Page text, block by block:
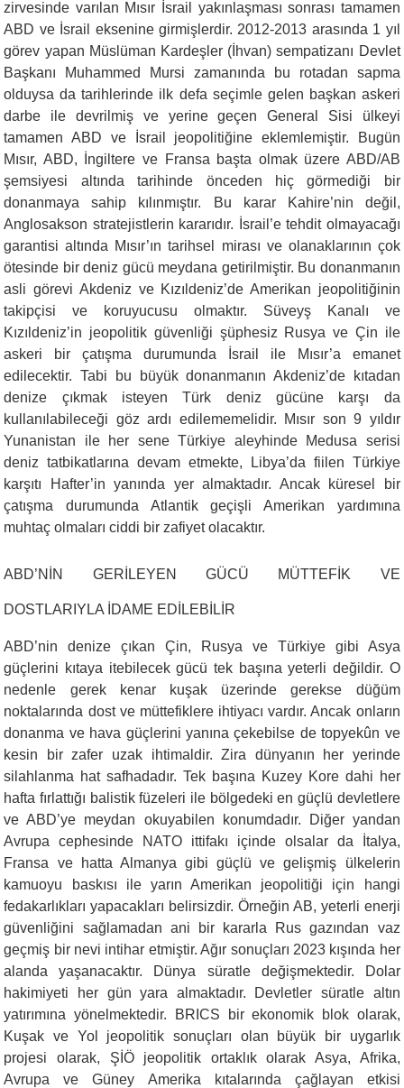
zirvesinde varılan Mısır İsrail yakınlaşması sonrası tamamen
ABD ve İsrail eksenine girmişlerdir. 2012-2013 arasında 1 yıl
görev yapan Müslüman Kardeşler (İhvan) sempatizanı Devlet
Başkanı Muhammed Mursi zamanında bu rotadan sapma
olduysa da tarihlerinde ilk defa seçimle gelen başkan askeri
darbe ile devrilmiş ve yerine geçen General Sisi ülkeyi
tamamen ABD ve İsrail jeopolitiğine eklemlemiştir. Bugün
Mısır, ABD, İngiltere ve Fransa başta olmak üzere ABD/AB
şemsiyesi altında tarihinde önceden hiç görmediği bir
donanmaya sahip kılınmıştır. Bu karar Kahire’nin değil,
Anglosakson stratejistlerin kararıdır. İsrail’e tehdit olmayacağı
garantisi altında Mısır’ın tarihsel mirası ve olanaklarının çok
ötesinde bir deniz gücü meydana getirilmiştir. Bu donanmanın
asli görevi Akdeniz ve Kızıldeniz’de Amerikan jeopolitiğinin
takipçisi ve koruyucusu olmaktır. Süveyş Kanalı ve
Kızıldeniz’in jeopolitik güvenliği şüphesiz Rusya ve Çin ile
askeri bir çatışma durumunda İsrail ile Mısır’a emanet
edilecektir. Tabi bu büyük donanmanın Akdeniz’de kıtadan
denize çıkmak isteyen Türk deniz gücüne karşı da
kullanılabileceği göz ardı edilememelidir. Mısır son 9 yıldır
Yunanistan ile her sene Türkiye aleyhinde Medusa serisi
deniz tatbikatlarına devam etmekte, Libya’da fiilen Türkiye
karşıtı Hafter’in yanında yer almaktadır. Ancak küresel bir
çatışma durumunda Atlantik geçişli Amerikan yardımına
muhtaç olmaları ciddi bir zafiyet olacaktır.
ABD’NİN GERİLEYEN GÜCÜ MÜTTEFİK VE
DOSTLARIYLA İDAME EDİLEBİLİR
ABD’nin denize çıkan Çin, Rusya ve Türkiye gibi Asya
güçlerini kıtaya itebilecek gücü tek başına yeterli değildir. O
nedenle gerek kenar kuşak üzerinde gerekse düğüm
noktalarında dost ve müttefiklere ihtiyacı vardır. Ancak onların
donanma ve hava güçlerini yanına çekebilse de topyekûn ve
kesin bir zafer uzak ihtimaldir. Zira dünyanın her yerinde
silahlanma hat safhadadır. Tek başına Kuzey Kore dahi her
hafta fırlattığı balistik füzeleri ile bölgedeki en güçlü devletlere
ve ABD’ye meydan okuyabilen konumdadır. Diğer yandan
Avrupa cephesinde NATO ittifakı içinde olsalar da İtalya,
Fransa ve hatta Almanya gibi güçlü ve gelişmiş ülkelerin
kamuoyu baskısı ile yarın Amerikan jeopolitiği için hangi
fedakarlıkları yapacakları belirsizdir. Örneğin AB, yeterli enerji
güvenliğini sağlamadan ani bir kararla Rus gazından vaz
geçmiş bir nevi intihar etmiştir. Ağır sonuçları 2023 kışında her
alanda yaşanacaktır. Dünya süratle değişmektedir. Dolar
hakimiyeti her gün yara almaktadır. Devletler süratle altın
yatırımına yönelmektedir. BRICS bir ekonomik blok olarak,
Kuşak ve Yol jeopolitik sonuçları olan büyük bir uygarlık
projesi olarak, ŞİÖ jeopolitik ortaklık olarak Asya, Afrika,
Avrupa ve Güney Amerika kıtalarında çağlayan etkisi